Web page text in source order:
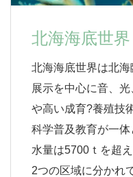
北海海底世界
北海海底世界は北
展示を中心に音、
や高い成育?養殖技
科学普及教育が一
水量は5700ｔを超
2つの区域に分かれ